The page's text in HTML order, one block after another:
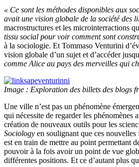
« Ce sont les méthodes disponibles aux
avait une vision globale de la société des
macrostructures et les microinterractions
tissu social pour voir comment sont
à la sociologie. Et Tommaso Venturini
vision globale d’un sujet et d’accéder
comme Alice au pays des merveilles qui
Image : Exploration des billets des blogs
Une ville n’est pas un phénomène
qui nécessite de regarder les
création de nouveaux outils pour les
Sociology en soulignant que ces
est en train de mettre au point permettant
pouvoir à la fois avoir un point de vue
différentes positions. Et ce d’autant plus